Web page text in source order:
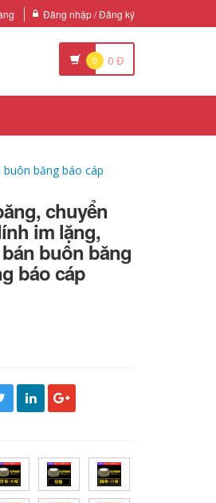
Đăng nhập / Đăng ký
0 0 Đ
băng báo cáp
chuyển
im lặng,
buôn băng
báo cáp